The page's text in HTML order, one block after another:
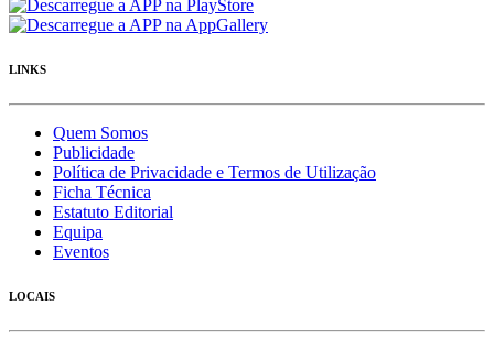
LINKS
Quem Somos
Publicidade
Política de Privacidade e Termos de Utilização
Ficha Técnica
Estatuto Editorial
Equipa
Eventos
LOCAIS